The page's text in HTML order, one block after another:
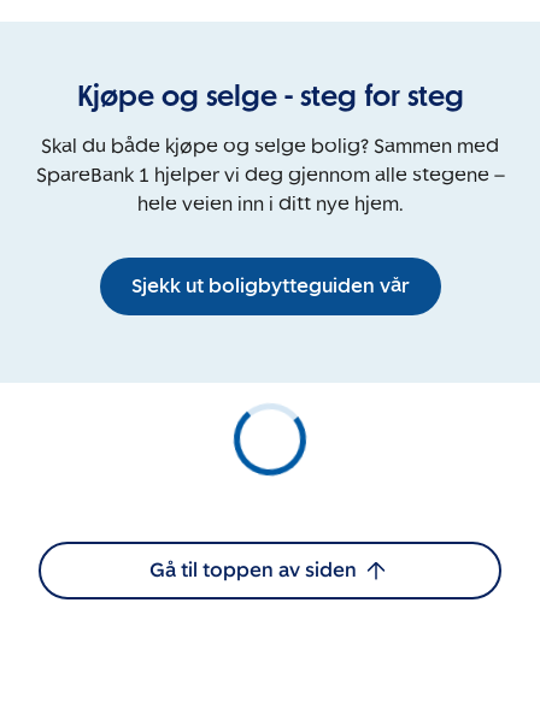
Kjøpe og selge - steg for steg
Skal du både kjøpe og selge bolig? Sammen med
SpareBank 1 hjelper vi deg gjennom alle stegene –
hele veien inn i ditt nye hjem.
Sjekk ut boligbytteguiden vår
Gå til toppen av siden